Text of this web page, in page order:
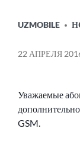
В
UZMOBILE
22 АПРЕЛЯ
Уважаемые
GSM.